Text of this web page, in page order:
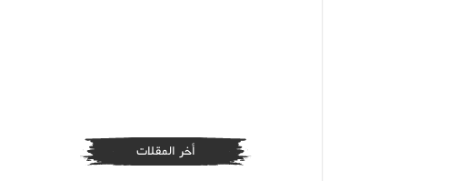
أخر المقلات